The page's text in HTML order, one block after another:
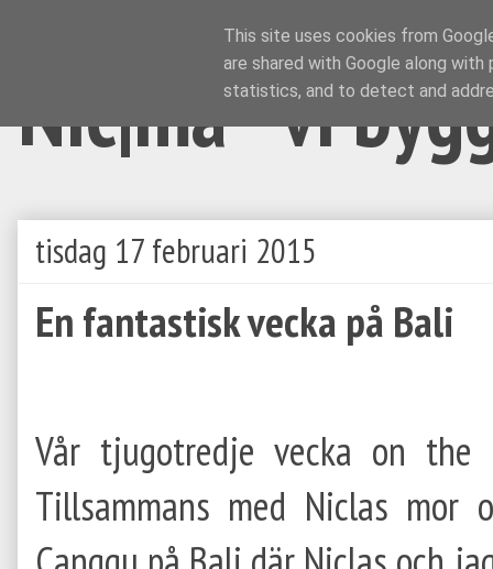
Nic|ma - vi
tisdag 17 februari 2015
En fantastisk vecka på Bali
Vår tjugotredje vecka on
Tillsammans med Niclas
This site uses cookies from
are shared with Google along
statistics, and to detect and